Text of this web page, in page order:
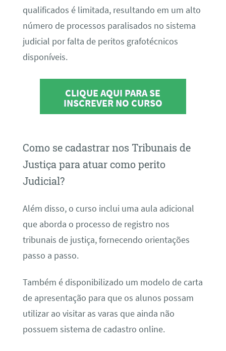
qualificados é limitada, resultando em um alto
número de processos paralisados no sistema
judicial por falta de peritos grafotécnicos
disponíveis.
CLIQUE AQUI PARA SE
INSCREVER NO CURSO
Como se cadastrar nos Tribunais de
Justiça para atuar como perito
Judicial?
Além disso, o curso inclui uma aula adicional
que aborda o processo de registro nos
tribunais de justiça, fornecendo orientações
passo a passo.
Também é disponibilizado um modelo de carta
de apresentação para que os alunos possam
utilizar ao visitar as varas que ainda não
possuem sistema de cadastro online.